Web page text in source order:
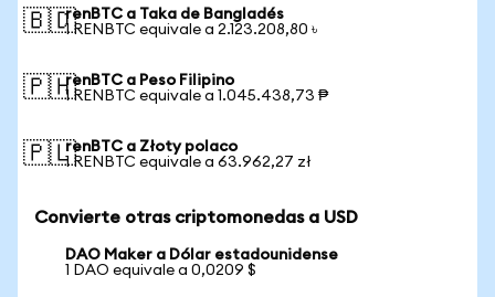
🇧🇩renBTC a Taka de Bangladés
1 RENBTC equivale a 2.123.208,80 ৳
🇵🇭renBTC a Peso Filipino
1 RENBTC equivale a 1.045.438,73 ₱
🇵🇱renBTC a Złoty polaco
1 RENBTC equivale a 63.962,27 zł
Convierte otras criptomonedas a USD
DAO Maker a Dólar estadounidense
1 DAO equivale a 0,0209 $